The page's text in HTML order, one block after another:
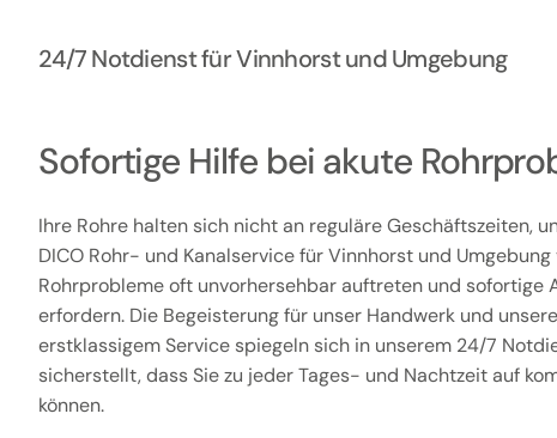
24/7 Notdienst für Vinnhorst und Umgebung
Sofortige Hilfe bei akute
Ihre Rohre halten sich nicht an reguläre Geschäftszeiten,
DICO Rohr- und Kanalservice für Vinnhorst und
Rohrprobleme oft unvorhersehbar auftreten und sofortige
erfordern. Die Begeisterung für unser Handwerk und
erstklassigem Service spiegeln sich in unserem 24/7
sicherstellt, dass Sie zu jeder Tages- und Nachtzeit auf
können.